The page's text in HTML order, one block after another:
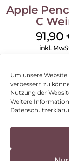
Um unsere
verbessern zu
Nutzung der
Weitere
Apple
C
91,90
inkl.
Impressum